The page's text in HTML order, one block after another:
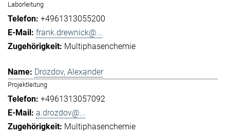
Laborleitung
+4961313055200
frank.drewnick@...
Multiphasenchemie
Drozdov, Alexander
Projektleitung
+4961313057092
a.drozdov@...
Multiphasenchemie